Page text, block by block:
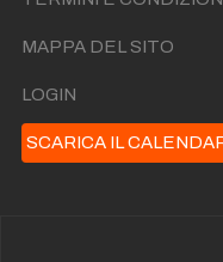
MAPPA DEL SITO
LOGIN
SCARICA IL